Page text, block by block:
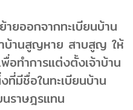
อกจากทะเบียนบ้าน
าบ้านสูญหาย สาบสูญ ให้
อทำการแต่งตั้งเจ้าบ้าน
มีชื่อในทะเบียนบ้าน
นราษฎรแทน